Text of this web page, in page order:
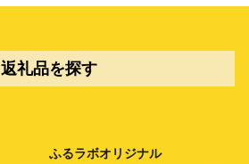
返礼品を探す
ふるラボオリジナル